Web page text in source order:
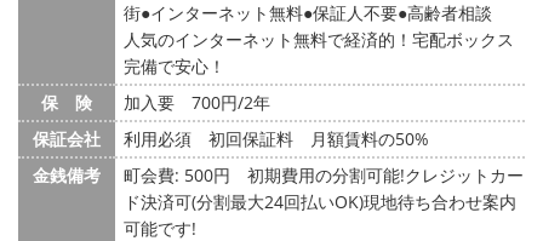
街 インターネット無料 保証人不要 高齢者相談
人気のインターネット無料で経済的！宅配ボックス
完備で安心！
保 険
加入要 700円/2年
保証会社
利用必須 初回保証料 月額賃料の50%
金銭備考
町会費: 500円
初期費用の分割可能!クレジットカー
ド決済可(分割最大24回払いOK)現地待ち合わせ案内
可能です!